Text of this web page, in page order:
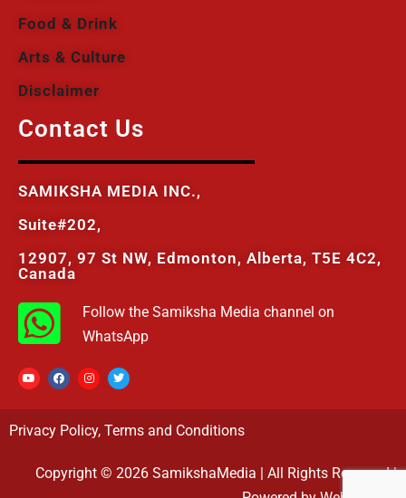
Food & Drink
Arts & Culture
Disclaimer
Contact Us
SAMIKSHA MEDIA INC.,
Suite#202,
12907, 97 St NW, Edmonton, Alberta, T5E 4C2,
Canada
Follow the Samiksha Media channel on
WhatsApp
Privacy Policy, Terms and Conditions
Copyright © 2026 SamikshaMedia | All Rights Reserved |